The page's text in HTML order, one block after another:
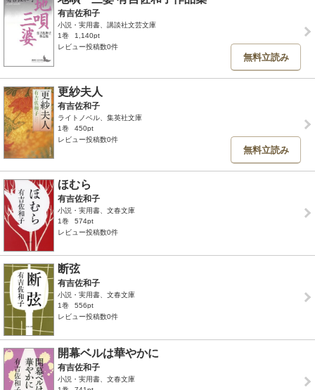
有吉佐和子
小説・実用書、講談社文芸文庫
1巻
1,140pt
レビュー投稿数0件
無料立読み
更紗夫人
有吉佐和子
ライトノベル、集英社文庫
1巻
450pt
レビュー投稿数0件
無料立読み
ほむら
有吉佐和子
小説・実用書、文春文庫
1巻
574pt
レビュー投稿数0件
断弦
有吉佐和子
小説・実用書、文春文庫
1巻
556pt
レビュー投稿数0件
開幕ベルは華やかに
有吉佐和子
小説・実用書、文春文庫